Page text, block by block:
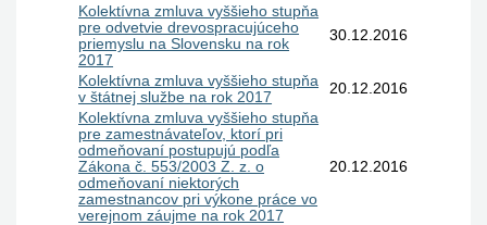
Kolektívna zmluva vyššieho stupňa
pre odvetvie drevospracujúceho
priemyslu na Slovensku na rok
2017
30.12.2016
Kolektívna zmluva vyššieho stupňa
v štátnej službe na rok 2017
20.12.2016
Kolektívna zmluva vyššieho stupňa
pre zamestnávateľov, ktorí pri
odmeňovaní postupujú podľa
Zákona č. 553/2003 Z. z. o
odmeňovaní niektorých
zamestnancov pri výkone práce vo
verejnom záujme na rok 2017
20.12.2016